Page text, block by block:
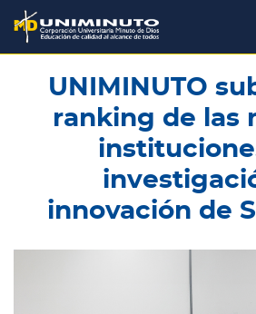
Pasar
contenido
principal
UNIMINUTO
ranking de las
innovación de